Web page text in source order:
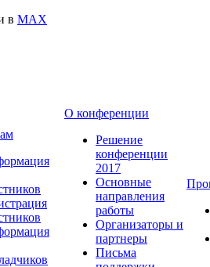
в МАХ
О конференции
Решение
конференции
2017
Основные
направления
работы
Организаторы и
партнеры
Письма